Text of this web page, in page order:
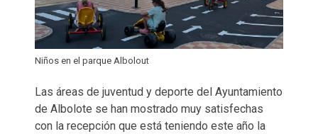
Niños en el parque Albolout
Las áreas de juventud y deporte del Ayuntamiento
de Albolote se han mostrado muy satisfechas
con la recepción que está teniendo este año la